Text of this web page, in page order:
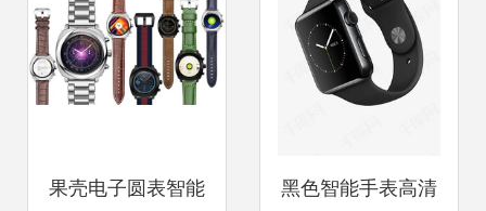
果壳电子圆表智能 黑色智能手表高清